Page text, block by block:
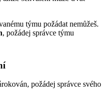
týmu požádat nemůžeš.
, požádej správce týmu
požádej správce svého